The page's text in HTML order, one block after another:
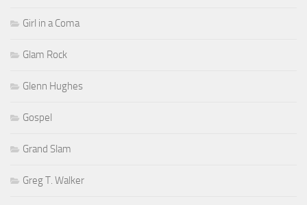
Girl in a Coma
Glam Rock
Glenn Hughes
Gospel
Grand Slam
Greg T. Walker